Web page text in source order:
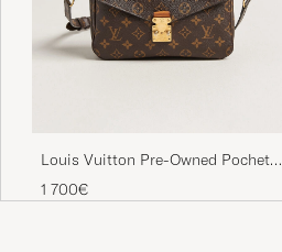
Louis Vuitton Pre-Owned Pochette
Métis Monogram
1 700€